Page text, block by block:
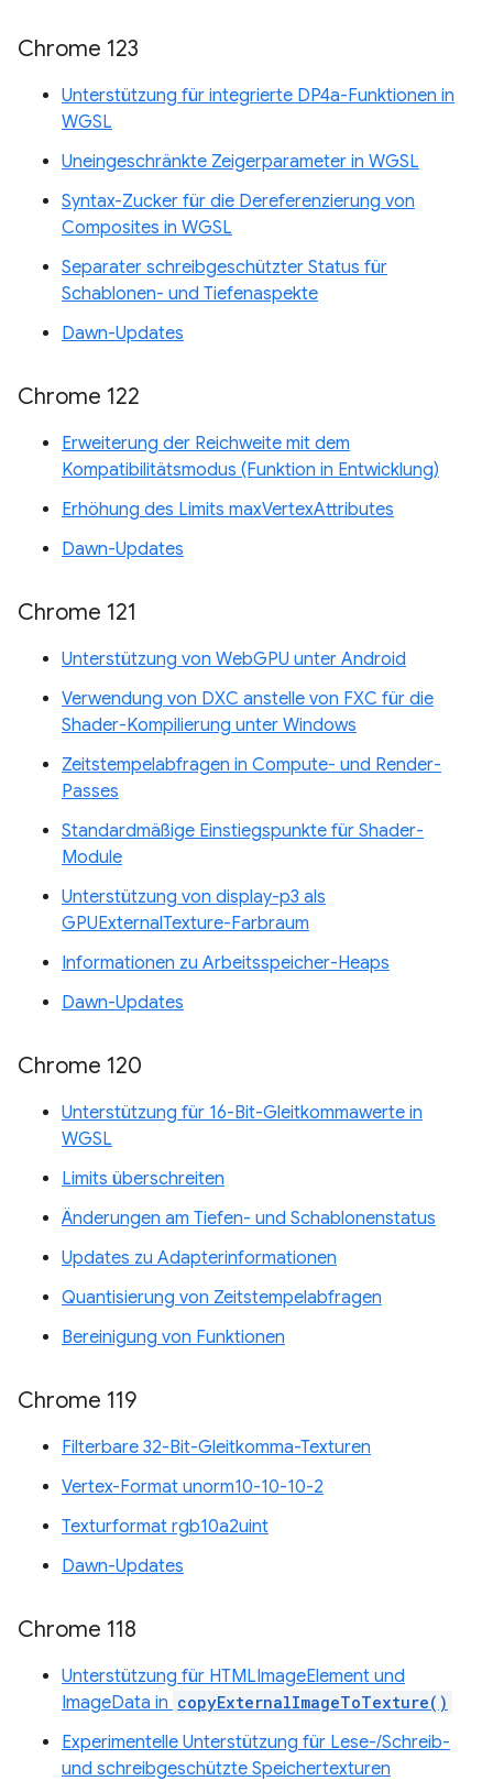
Chrome 123
Unterstützung für integrierte DP4a-Funktionen in
WGSL
Uneingeschränkte Zeigerparameter in WGSL
Syntax-Zucker für die Dereferenzierung von
Composites in WGSL
Separater schreibgeschützter Status für
Schablonen- und Tiefenaspekte
Dawn-Updates
Chrome 122
Erweiterung der Reichweite mit dem
Kompatibilitätsmodus (Funktion in Entwicklung)
Erhöhung des Limits maxVertexAttributes
Dawn-Updates
Chrome 121
Unterstützung von WebGPU unter Android
Verwendung von DXC anstelle von FXC für die
Shader-Kompilierung unter Windows
Zeitstempelabfragen in Compute- und Render-
Passes
Standardmäßige Einstiegspunkte für Shader-
Module
Unterstützung von display-p3 als
GPUExternalTexture-Farbraum
Informationen zu Arbeitsspeicher-Heaps
Dawn-Updates
Chrome 120
Unterstützung für 16-Bit-Gleitkommawerte in
WGSL
Limits überschreiten
Änderungen am Tiefen- und Schablonenstatus
Updates zu Adapterinformationen
Quantisierung von Zeitstempelabfragen
Bereinigung von Funktionen
Chrome 119
Filterbare 32-Bit-Gleitkomma-Texturen
Vertex-Format unorm10-10-10-2
Texturformat rgb10a2uint
Dawn-Updates
Chrome 118
Unterstützung für HTMLImageElement und
ImageData in copyExternalImageToTexture()
Experimentelle Unterstützung für Lese-/Schreib-
und schreibgeschützte Speichertexturen